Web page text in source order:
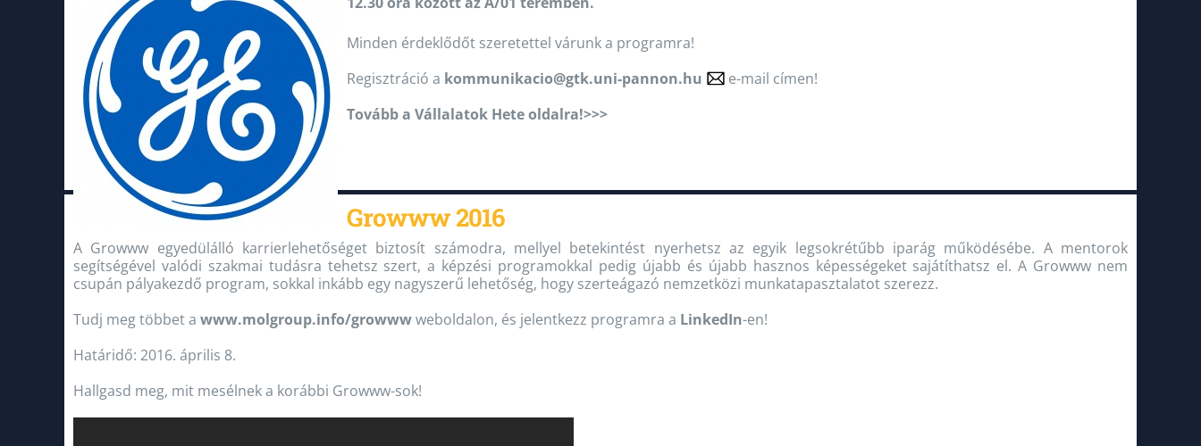
Minden érdeklődőt szeretettel várunk a programra!
Regisztráció a kommunikacio@gtk.uni-pannon.hu
e-mail címen!
Tovább a Vállalatok Hete oldalra!>>>
Growww 2016
A Growww egyedülálló karrierlehetőséget biztosít számodra, mellyel betekintést nyerhetsz az egyik legsokrétűbb iparág működésébe. A mentorok
segítségével valódi szakmai tudásra tehetsz szert, a képzési programokkal pedig újabb és újabb hasznos képességeket sajátíthatsz el. A Growww nem
csupán pályakezdő program, sokkal inkább egy nagyszerű lehetőség, hogy szerteágazó nemzetközi munkatapasztalatot szerezz.
Tudj meg többet a www.molgroup.info/growwwweboldalon, és jelentkezz programra a LinkedIn-en!
Határidő: 2016. április 8.
Hallgasd meg, mit mesélnek a korábbi Growww-sok!